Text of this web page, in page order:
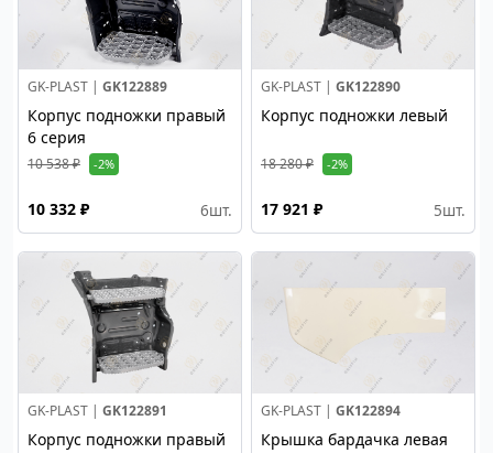
GK-PLAST | GK122889
Корпус подножки правый
6 серия
10 538 ₽ -2%
10 332 ₽ 6шт.
GK-PLAST | GK122890
Корпус подножки левый
18 280 ₽ -2%
17 921 ₽ 5шт.
GK-PLAST | GK122891
Корпус подножки правый
GK-PLAST | GK122894
Крышка бардачка левая